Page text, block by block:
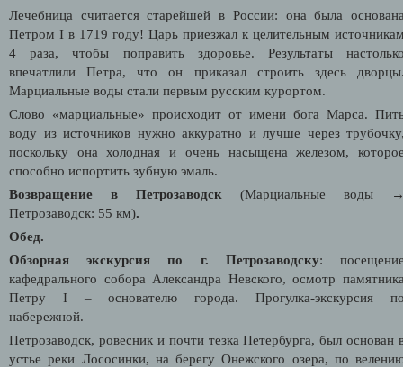
Лечебница считается старейшей в России: она была
Петром I в 1719 году! Царь приезжал к целительным
4 раза, чтобы поправить здоровье. Результаты
впечатлили Петра, что он приказал строить здесь
Марциальные воды стали первым русским курортом.
Слово «марциальные» происходит от имени бога Марса.
воду из источников нужно аккуратно и лучше через
поскольку она холодная и очень насыщена железом,
способно испортить зубную эмаль.
Возвращение в Петрозаводск (Марциальные воды
Петрозаводск: 55 км).
Обед.
Обзорная экскурсия по г. Петрозаводску:
кафедрального собора Александра Невского, осмотр
Петру I – основателю города. Прогулка-экскурсия
набережной.
Петрозаводск, ровесник и почти тезка Петербурга, был основан
устье реки Лососинки, на берегу Онежского озера, по